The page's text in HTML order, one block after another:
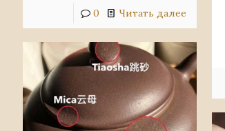
0 Читать далее